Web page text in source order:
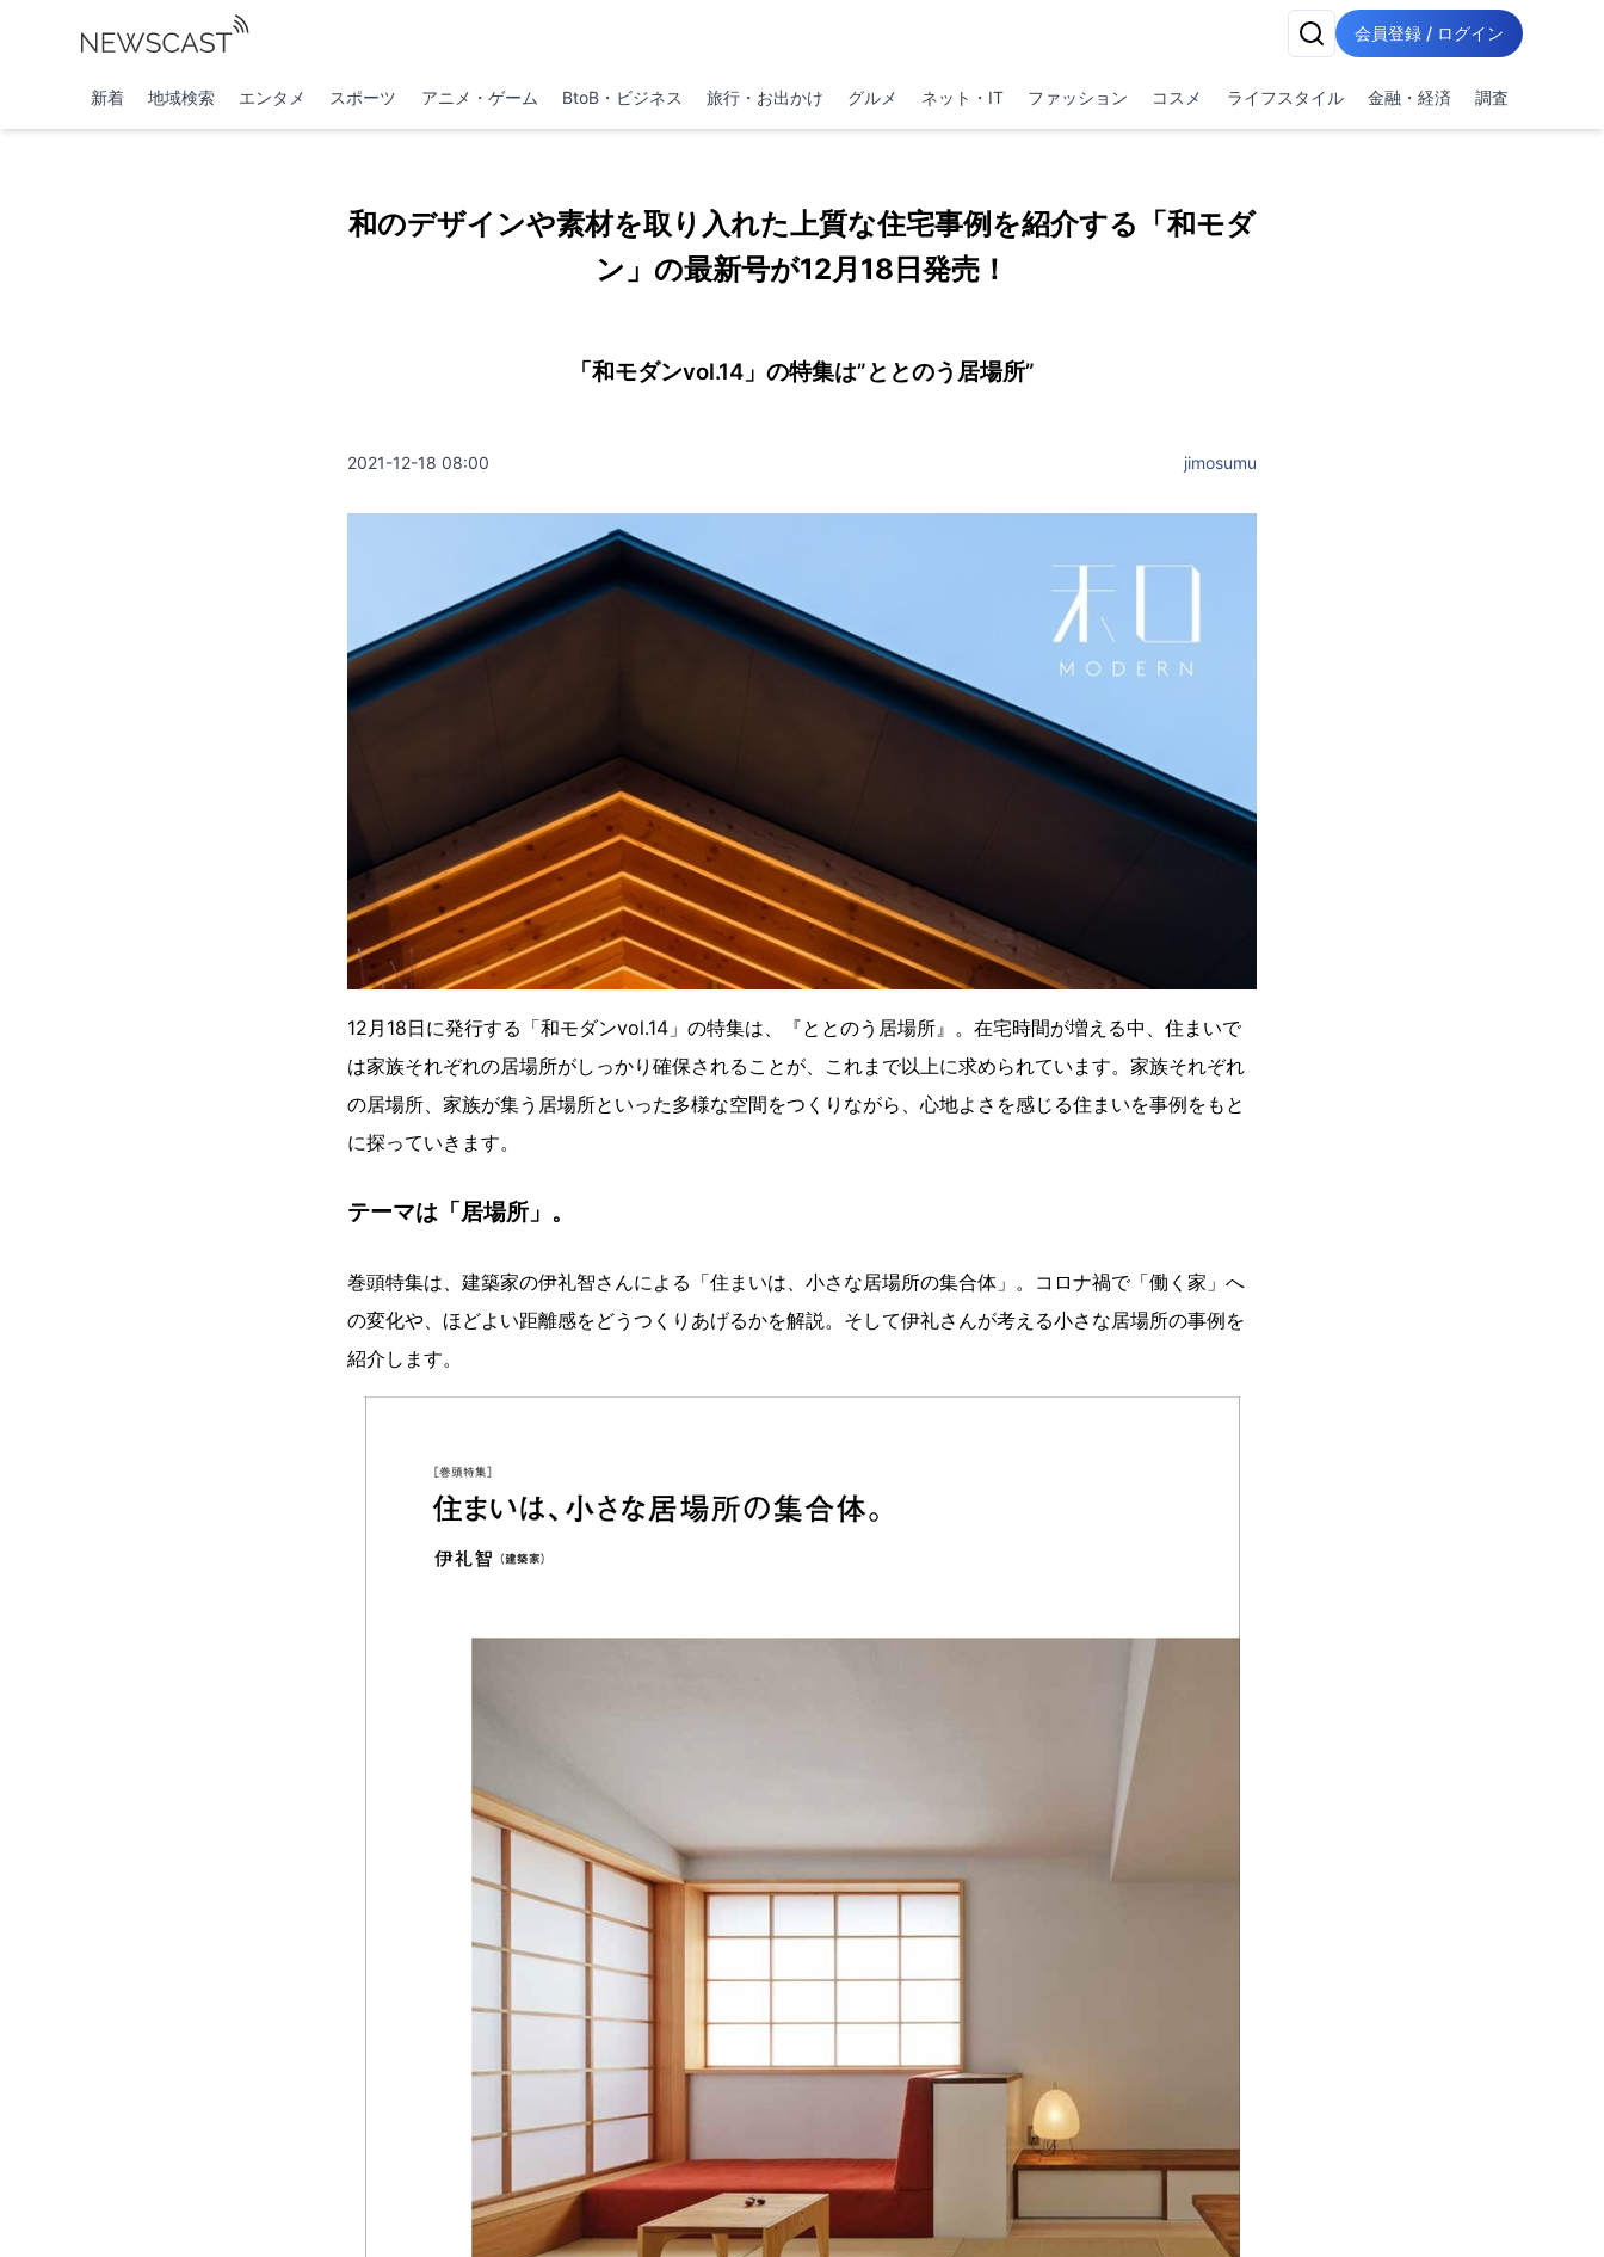
会員登録 / ログイン
新着 地域検索 エンタメ スポーツ アニメ・ゲーム BtoB・ビジネス 旅行・お出かけ グルメ ネット・IT ファッション コスメ ライフスタイル 金融・経済 調査
和のデザインや素材を取り入れた上質な住宅事例を紹介する「和モダ
ン」の最新号が12月18日発売！
「和モダンvol.14」の特集は”ととのう居場所”
2021-12-18 08:00 jimosumu
12月18日に発行する「和モダンvol.14」の特集は、『ととのう居場所』。在宅時間が増える中、住まいで
は家族それぞれの居場所がしっかり確保されることが、これまで以上に求められています。家族それぞれ
の居場所、家族が集う居場所といった多様な空間をつくりながら、心地よさを感じる住まいを事例をもと
に探っていきます。
テーマは「居場所」。
巻頭特集は、建築家の伊礼智さんによる「住まいは、小さな居場所の集合体」。コロナ禍で「働く家」へ
の変化や、ほどよい距離感をどうつくりあげるかを解説。そして伊礼さんが考える小さな居場所の事例を
紹介します。